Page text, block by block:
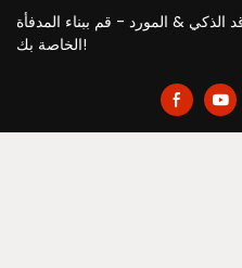
الذكي & المورد - قم ببناء المدفأة
الخاصة بك!